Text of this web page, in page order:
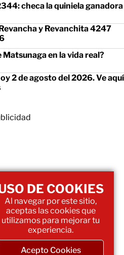
checa la quiniela ganadora
y Revanchita 4247
Matsunaga en la vida real?
2 de agosto del 2026. Ve aquí
DE COOKIES
Al navegar por este sitio,
aceptas las cookies que
utilizamos para mejorar tu
experiencia.
Acepto Cookies